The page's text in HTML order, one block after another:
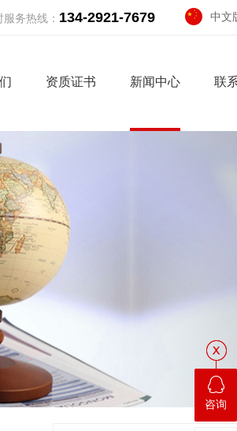
中文
服务热线： 134-2921-7679
资质证书 新闻中心 联
咨询